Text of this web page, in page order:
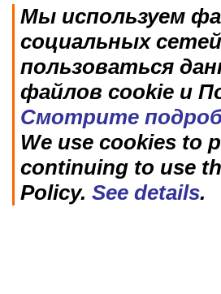
Мы используем
социальных
пользоваться
файлов cookie и
Смотрите
We use cookies to
continuing to use
Policy. See details.